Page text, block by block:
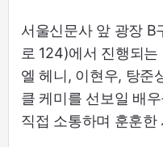
서울신문사 앞 광장 B
로 124)에서 진행되
엘 헤니, 이현우, 탕준
클 케미를 선보일 배
직접 소통하며 훈훈